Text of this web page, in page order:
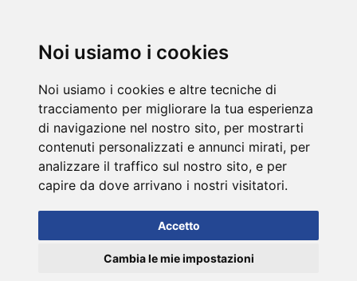
Noi usiamo i cookies
Noi usiamo i cookies e altre tecniche di
tracciamento per migliorare la tua esperienza
di navigazione nel nostro sito, per mostrarti
contenuti personalizzati e annunci mirati, per
analizzare il traffico sul nostro sito, e per
capire da dove arrivano i nostri visitatori.
Accetto
Cambia le mie impostazioni